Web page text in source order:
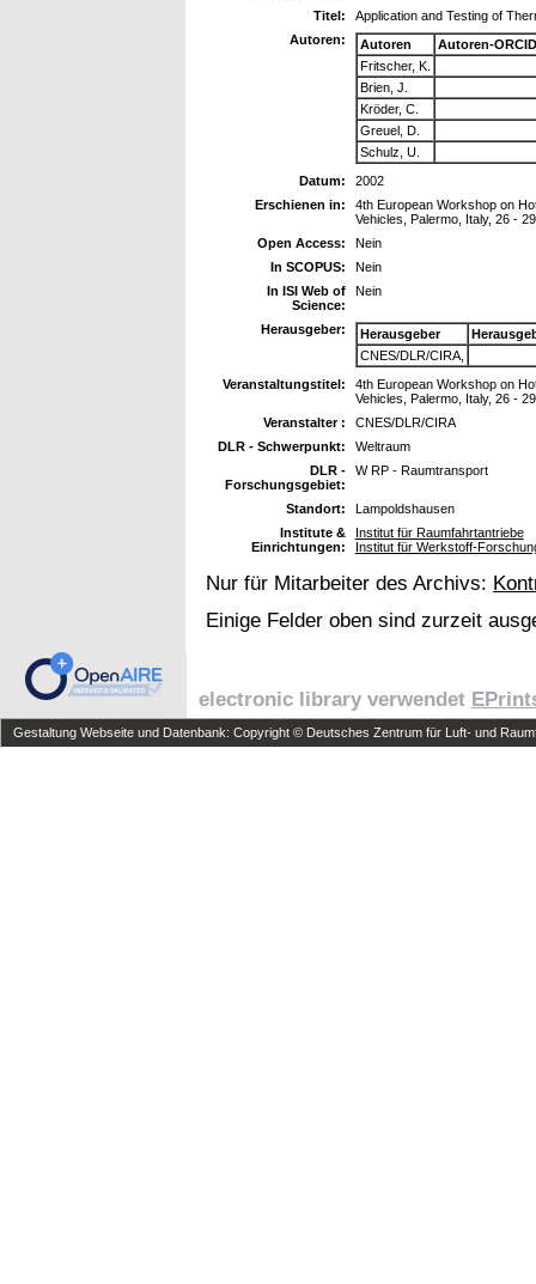
Titel:
Application and Testing of
Autoren:
Autoren
Autoren-
Fritscher, K.
Brien, J.
Kröder, C.
Greuel, D.
Schulz, U.
Datum:
2002
Erschienen in:
4th European Workshop on
Vehicles, Palermo, Italy, 26 -
Open Access:
Nein
In SCOPUS:
Nein
In ISI Web of
Science:
Nein
Herausgeber: Herausgeber
CNES/DLR/CIRA,
Veranstaltungstitel:
4th European Workshop on
Vehicles, Palermo, Italy, 26 -
Veranstalter :
CNES/DLR/CIRA
DLR - Schwerpunkt:
Weltraum
DLR -
Forschungsgebiet:
W RP - Raumtransport
Standort:
Lampoldshausen
Institute &
Einrichtungen:
Institut für Raumfahrtantriebe
Institut für Werkstoff-
Nur für Mitarbeiter des Archivs:
Einige Felder oben sind zurzeit
electronic library verwendet
Gestaltung Webseite und Datenbank: Copyright © Deutsches Zentrum für Luft- und